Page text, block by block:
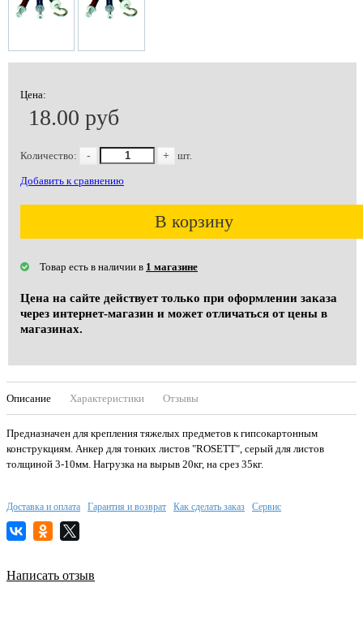
Цена:
18.00 руб
Количество: - + шт.
Добавить к сравнению
В корзину
Товар есть в наличии в 1 магазине
Цена на сайте действует только при оформлении заказа
через интернет-магазин и может отличаться от цены в
магазинах.
Описание Характеристики Отзывы
Предназначен для крепления тяжелых предметов к гипсокартонным
конструкциям. Анкер для тонких листов "ROSETT", серый для листов
толщиной 3-10мм. Нагрузка на вырыв 20кг, на срез 35кг.
Доставка и оплата Гарантия и возврат Как сделать заказ Сервис
Написать отзыв